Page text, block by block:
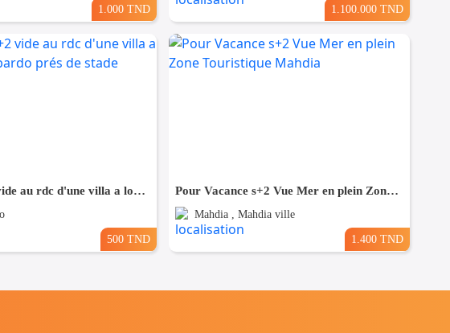
1.000 TND 1.100.000 TND
un studio s+2 vide au rdc d'une villa a louer situé a bardo prés de stade
500 TND
Pour Vacance s+2 Vue Mer en plein Zone Touristique Mahdia
Mahdia , Mahdia ville
1.400 TND